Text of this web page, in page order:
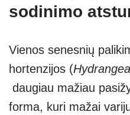
sodinimo
Vienos senesnių
hortenzijos (
daugiau mažiau
forma, kuri mažai